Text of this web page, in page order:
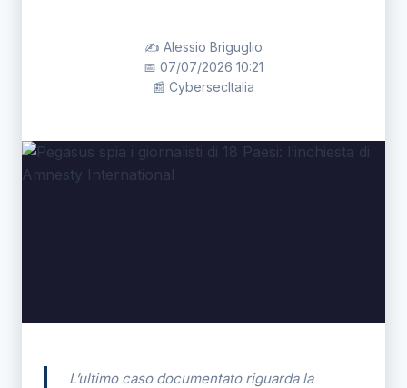
✍️ Alessio Briguglio
📅 07/07/2026 10:21
📰 CybersecItalia
L’ultimo caso documentato riguarda la